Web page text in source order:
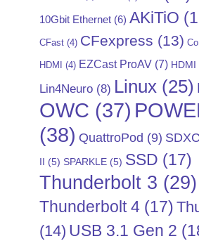
10Gbit Ethernet (6) AKiTiO
CFast (4) CFexpress (13)
HDMI (4) EZCast ProAV (7) HDMI
Lin4Neuro (8) Linux (25)
OWC (37)
(38) QuattroPod (9) SDXC
II (5) SPARKLE (5) SSD (17)
Thunderbolt 3 (29)
Thunderbolt 4 (17)
(14) USB 3.1 Gen 2